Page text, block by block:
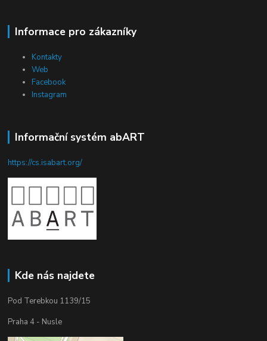
Informace pro zákazníky
Kontakty
Web
Facebook
Instagram
Informační systém abART
https://cs.isabart.org/
Kde nás najdete
Pod Terebkou 1139/15
Praha 4 - Nusle